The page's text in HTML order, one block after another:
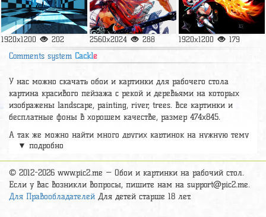
1920x1200 202 2560x2024 288 1920x1200 179
Comments system Cackle
У нас можно скачать обои и картинки для рабочего стола
картина красивого пейзажа с рекой и деревьями на которых
изображены landscape, painting, river, trees. Все картинки и
бесплатные фоны в хорошем качестве, размер 474x845.
А так же можно найти много других картинок на нужную тему
разделобои Аниме
большое количество красивых широкоформатных картинок, фото
и обоев хорошего hd качества бесплатно и на телефон.
▼ подробно
© 2012-2026 www.pic2.me — Обои и картинки на рабочий стол.
Если у вас возникли вопросы, пишите нам на support@pic2.me.
Для Правообладателей Для детей старше 18 лет.